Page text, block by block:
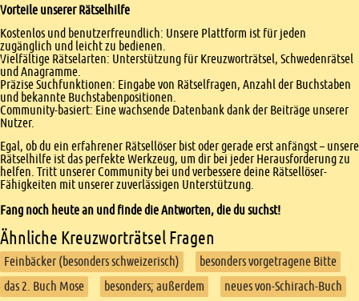
Vorteile unserer Rätselhilfe
Kostenlos und benutzerfreundlich: Unsere Plattform ist für jeden
zugänglich und leicht zu bedienen.
Vielfältige Rätselarten: Unterstützung für Kreuzworträtsel, Schwedenrätsel
und Anagramme.
Präzise Suchfunktionen: Eingabe von Rätselfragen, Anzahl der Buchstaben
und bekannte Buchstabenpositionen.
Community-basiert: Eine wachsende Datenbank dank der Beiträge unserer
Nutzer.
Egal, ob du ein erfahrener Rätsellöser bist oder gerade erst anfängst – unsere
Rätselhilfe ist das perfekte Werkzeug, um dir bei jeder Herausforderung zu
helfen. Tritt unserer Community bei und verbessere deine Rätsellöser-
Fähigkeiten mit unserer zuverlässigen Unterstützung.
Fang noch heute an und finde die Antworten, die du suchst!
Ähnliche Kreuzworträtsel Fragen
Feinbäcker (besonders schweizerisch)
besonders vorgetragene Bitte
das 2. Buch Mose
besonders; außerdem
neues von-Schirach-Buch